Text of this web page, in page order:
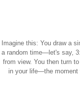
프 하세요!
Imagine this: You draw a
a random time—let's say,
from view. You then turn
in your life—the moment